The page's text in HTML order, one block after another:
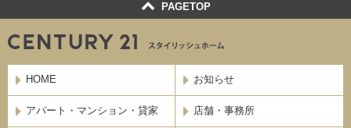
PAGETOP
HOME お知らせ
アパート・マンション・貸家 店舗・事務所